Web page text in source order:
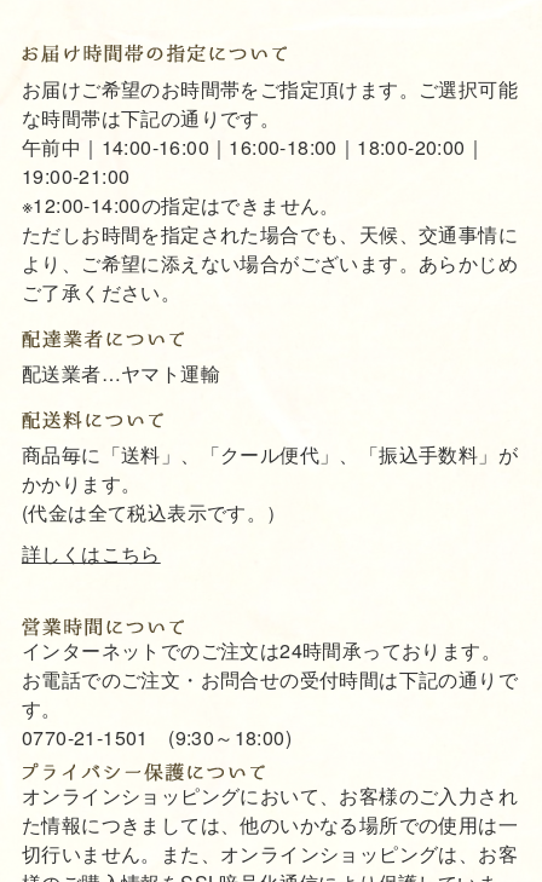
お届けご希望のお時間帯をご指定頂けます。ご選択可能
な時間帯は下記の通りです。
午前中｜14:00-16:00｜16:00-18:00｜18:00-20:00｜
19:00-21:00
※12:00-14:00の指定はできません。
ただしお時間を指定された場合でも、天候、交通事情に
より、ご希望に添えない場合がございます。あらかじめ
ご了承ください。
配送業者…ヤマト運輸
商品毎に「送料」、「クール便代」、「振込手数料」が
かかります。
(代金は全て税込表示です。）
詳しくはこちら
インターネットでのご注文は24時間承っております。
お電話でのご注文・お問合せの受付時間は下記の通りで
す。
0770-21-1501 (9:30～18:00)
オンラインショッピングにおいて、お客様のご入力され
た情報につきましては、他のいかなる場所での使用は一
切行いません。また、オンラインショッピングは、お客